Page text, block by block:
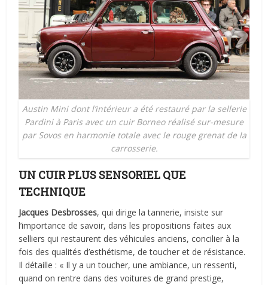
Austin Mini dont l’intérieur a été restauré par la sellerie
Pardini à Paris avec un cuir Borneo réalisé sur-mesure
par Sovos en harmonie totale avec le rouge grenat de la
carrosserie.
UN CUIR PLUS SENSORIEL QUE
TECHNIQUE
Jacques Desbrosses, qui dirige la tannerie, insiste sur
l’importance de savoir, dans les propositions faites aux
selliers qui restaurent des véhicules anciens, concilier à la
fois des qualités d’esthétisme, de toucher et de résistance.
Il détaille : « Il y a un toucher, une ambiance, un ressenti,
quand on rentre dans des voitures de grand prestige,